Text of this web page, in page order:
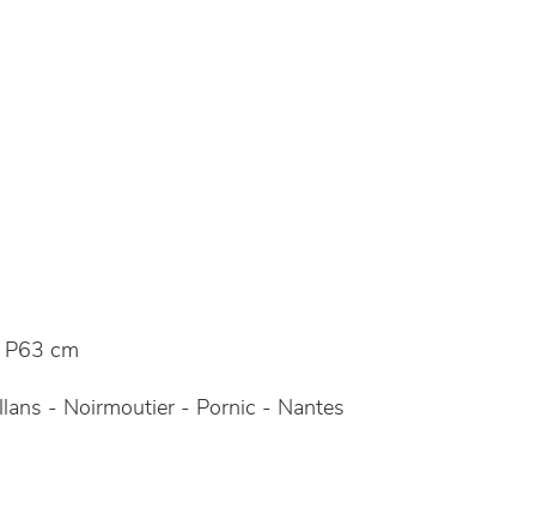
cm
- Noirmoutier - Pornic - Nantes